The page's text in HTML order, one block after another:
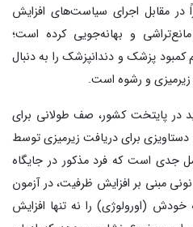
در مقابل اجرای سیاست‌های افزایش
و بهانه‌جویی کرده است؛
پزشک و دندانپزشک را به دنبال
و رشوه است.
در پایتخت کشور، صف طولانی برای
برای دریافت زیرمیزی توسط
جدی است که فرد مذکور در جایگاه
مبنی بر افزایش ظرفیت، در آزمون
ظرفیت رشته خودش (اورولوژی) را نه تنها افزایش